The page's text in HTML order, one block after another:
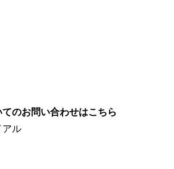
のお問い合わせはこちら
アル